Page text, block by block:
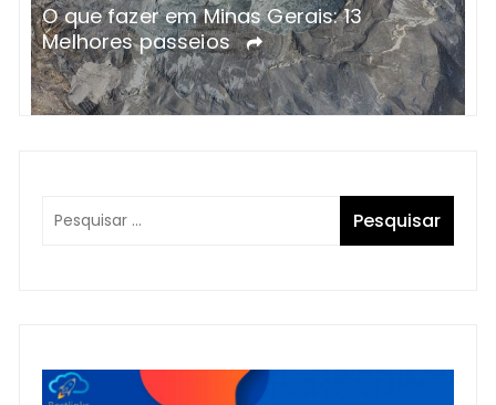
O que fazer em Minas Gerais: 13
Melhores passeios